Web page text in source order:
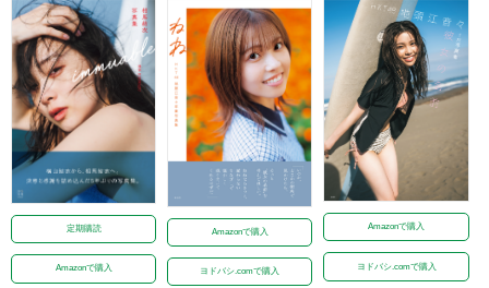
定期購読
Amazonで購入
Amazonで購入
ヨドバシ.comで購入
Amazonで購入
ヨドバシ.comで購入